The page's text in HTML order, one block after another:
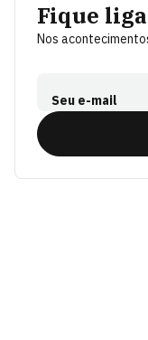
Fique
Nos
Seu e-mail